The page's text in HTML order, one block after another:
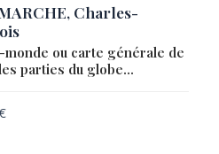
Charles-
monde ou carte générale de
parties du globe…